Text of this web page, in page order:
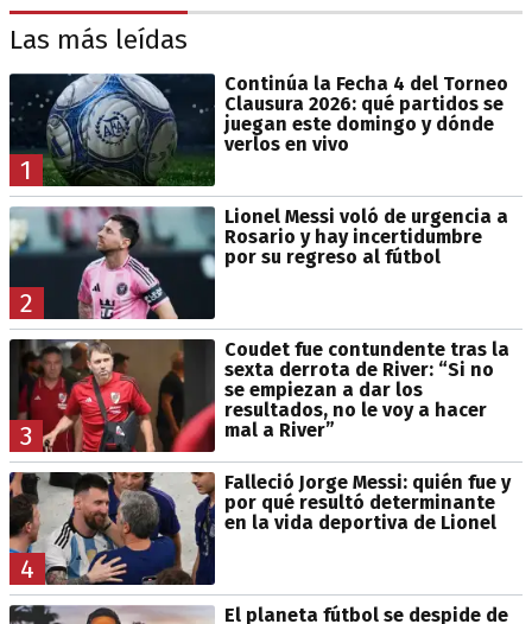
Las más leídas
1
Continúa la Fecha 4 del Torneo
Clausura 2026: qué partidos se
juegan este domingo y dónde
verlos en vivo
2
Lionel Messi voló de urgencia a
Rosario y hay incertidumbre
por su regreso al fútbol
3
Coudet fue contundente tras la
sexta derrota de River: “Si no
se empiezan a dar los
resultados, no le voy a hacer
mal a River”
4
Falleció Jorge Messi: quién fue y
por qué resultó determinante
en la vida deportiva de Lionel
El planeta fútbol se despide de